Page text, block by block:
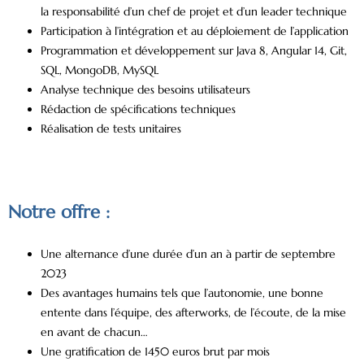
la responsabilité d’un chef de projet et d’un leader technique
Participation à l’intégration et au déploiement de l’application
Programmation et développement sur Java 8, Angular 14, Git,
SQL, MongoDB, MySQL
Analyse technique des besoins utilisateurs
Rédaction de spécifications techniques
Réalisation de tests unitaires
Notre offre :
Une alternance d’une durée d’un an à partir de septembre
2023
Des avantages humains tels que l’autonomie, une bonne
entente dans l’équipe, des afterworks, de l’écoute, de la mise
en avant de chacun…
Une gratification de 1450 euros brut par mois